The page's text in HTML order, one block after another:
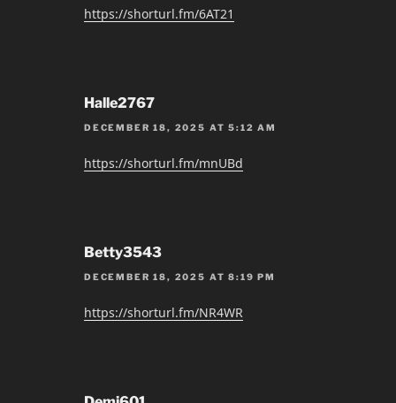
https://shorturl.fm/6AT21
Halle2767
DECEMBER 18, 2025 AT 5:12 AM
https://shorturl.fm/mnUBd
Betty3543
DECEMBER 18, 2025 AT 8:19 PM
https://shorturl.fm/NR4WR